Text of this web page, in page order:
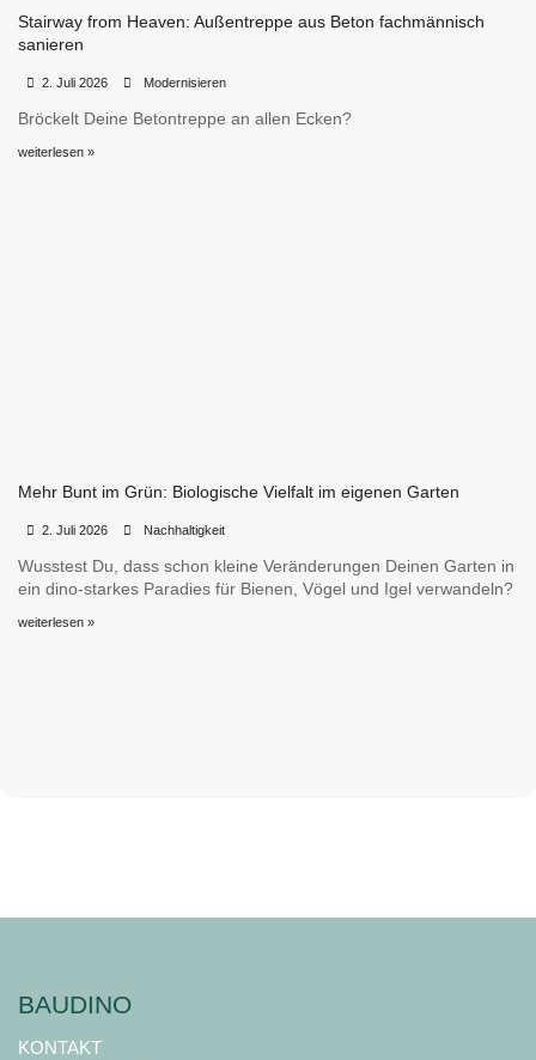
Stairway from Heaven: Außentreppe aus Beton fachmännisch
sanieren
2. Juli 2026 Modernisieren
Bröckelt Deine Betontreppe an allen Ecken?
weiterlesen »
Mehr Bunt im Grün: Biologische Vielfalt im eigenen Garten
2. Juli 2026 Nachhaltigkeit
Wusstest Du, dass schon kleine Veränderungen Deinen Garten in
ein dino-starkes Paradies für Bienen, Vögel und Igel verwandeln?
weiterlesen »
BAUDINO
KONTAKT